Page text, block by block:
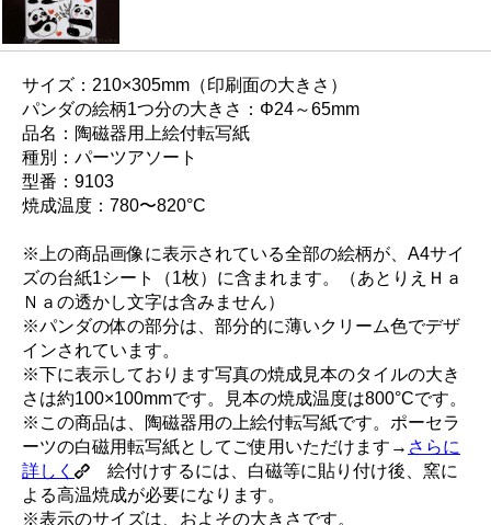
サイズ：210×305mm（印刷面の大きさ）
パンダの絵柄1つ分の大きさ：Φ24～65mm
品名：陶磁器用上絵付転写紙
種別：パーツアソート
型番：9103
焼成温度：780〜820°C
※上の商品画像に表示されている全部の絵柄が、A4サイ
ズの台紙1シート（1枚）に含まれます。（あとりえＨａ
Ｎａの透かし文字は含みません）
※パンダの体の部分は、部分的に薄いクリーム色でデザ
インされています。
※下に表示しております写真の焼成見本のタイルの大き
さは約100×100mmです。見本の焼成温度は800°Cです。
※この商品は、陶磁器用の上絵付転写紙です。ポーセラ
ーツの白磁用転写紙としてご使用いただけます→ さらに
詳しく
絵付けするには、白磁等に貼り付け後、窯に
よる高温焼成が必要になります。
※表示のサイズは、およその大きさです。